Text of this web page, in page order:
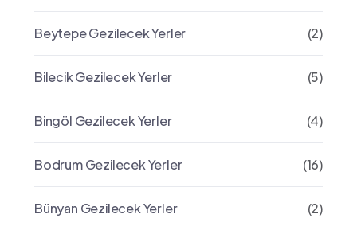
Beytepe Gezilecek Yerler (2)
Bilecik Gezilecek Yerler (5)
Bingöl Gezilecek Yerler (4)
Bodrum Gezilecek Yerler (16)
Bünyan Gezilecek Yerler (2)